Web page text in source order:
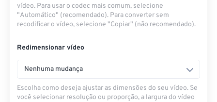
vídeo. Para usar o codec mais comum, selecione
"Automático" (recomendado). Para converter sem
recodificar o vídeo, selecione "Copiar" (não recomendado).
Redimensionar vídeo
Nenhuma mudança
Escolha como deseja ajustar as dimensões do seu vídeo. Se
você selecionar resolução ou proporção, a largura do vídeo